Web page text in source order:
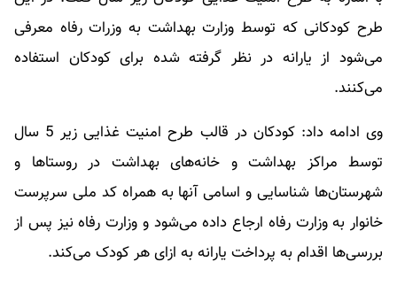
طرح کودکانی که توسط وزارت بهداشت به وزرات رفاه معرفی
می‌شود از یارانه در نظر گرفته شده برای کودکان استفاده
می‌کنند.
وی ادامه داد: کودکان در قالب طرح امنیت غذایی زیر 5 سال
توسط مراکز بهداشت و خانه‌های بهداشت در روستاها و
شهرستان‌ها شناسایی و اسامی آنها به همراه کد ملی سرپرست
خانوار به وزارت رفاه ارجاع داده می‌شود و وزارت رفاه نیز پس از
بررسی‌ها اقدام به پرداخت یارانه به ازای هر کودک می‌کند.